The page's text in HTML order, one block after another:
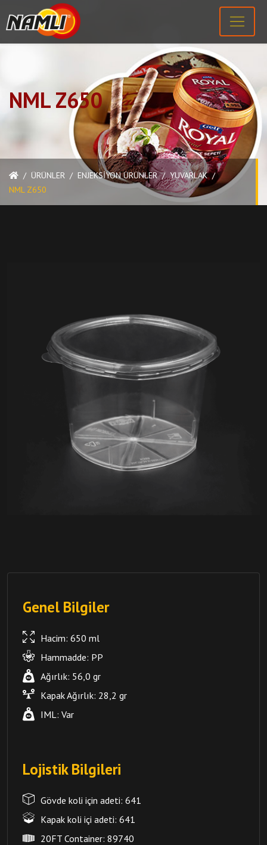
NML Z650
/ ÜRÜNLER / ENJEKSIYON ÜRÜNLER / YUVARLAK /
NML Z650
Genel Bilgiler
Hacim: 650 ml
Hammadde: PP
Ağırlık: 56,0 gr
Kapak Ağırlık: 28,2 gr
IML: Var
Lojistik Bilgileri
Gövde koli için adeti: 641
Kapak koli içi adeti: 641
20FT Container: 89740